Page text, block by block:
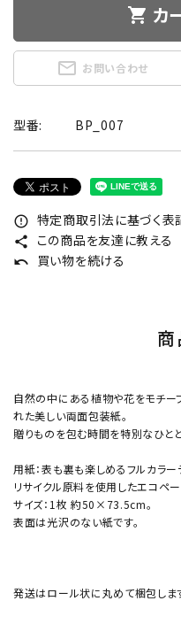
shopping_cart カ
mail_outline お問い合わせ
型番: BP_007
error_outline 特定商取引法に基づく表
share この商品を友達に教える
undo 買い物を続ける
自然の中にある植物や花をモチー
れた美しい両面包装紙。
贈りものを包む時間を特別なひとと
用紙：表も裏も楽しめるフルカラー
リサイクル原料を使用したエコペー
サイズ：1枚 約50×73.5cm。
表面は光沢のない紙です。
発送はロール状に丸めて梱包しま